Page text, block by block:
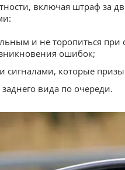
включая штраф за
и не торопиться
ошибок;
сигналами, которые
вида по очереди.